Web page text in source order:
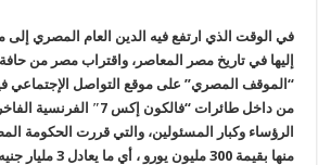
في الوقت الذي ارتفع فيه الدين العام المصري
إليها في تاريخ مصر المعاصر، واقتراب مصر من
“الموقف المصري” على موقع التواصل الإجتماعي
من داخل طائرات“
فالكون إكس 7″
منها بقيمة 300 مليون يورو ، أي ما يعادل 3 مليار جنيه مصري